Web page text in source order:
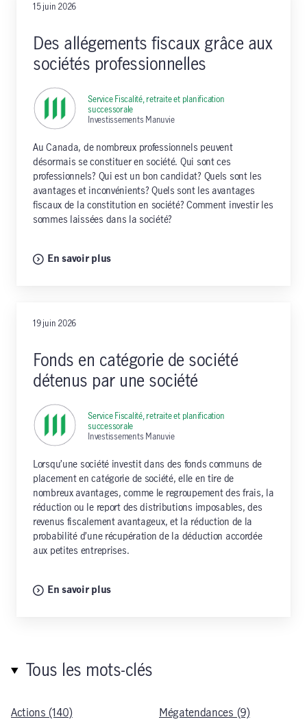
15 juin 2026
Des allégements fiscaux grâce aux
sociétés professionnelles
Service Fiscalité, retraite et planification
successorale
Investissements Manuvie
Au Canada, de nombreux professionnels peuvent
désormais se constituer en société. Qui sont ces
professionnels? Qui est un bon candidat? Quels sont les
avantages et inconvénients? Quels sont les avantages
fiscaux de la constitution en société? Comment investir les
sommes laissées dans la société?
En savoir plus
19 juin 2026
Fonds en catégorie de société
détenus par une société
Service Fiscalité, retraite et planification
successorale
Investissements Manuvie
Lorsqu’une société investit dans des fonds communs de
placement en catégorie de société, elle en tire de
nombreux avantages, comme le regroupement des frais, la
réduction ou le report des distributions imposables, des
revenus fiscalement avantageux, et la réduction de la
probabilité d’une récupération de la déduction accordée
aux petites entreprises.
En savoir plus
Tous les mots-clés
Actions (140) Mégatendances (9)